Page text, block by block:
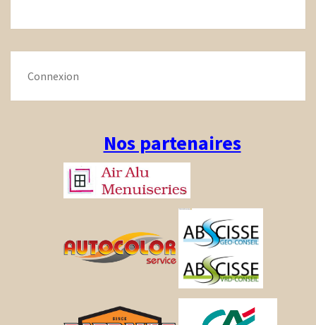
Connexion
Nos partenaires